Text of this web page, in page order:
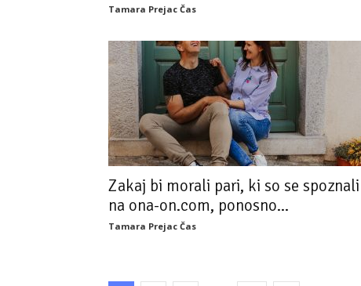
Tamara Prejac Čas
Zakaj bi morali pari, ki so se spoznali
na ona-on.com, ponosno...
Tamara Prejac Čas